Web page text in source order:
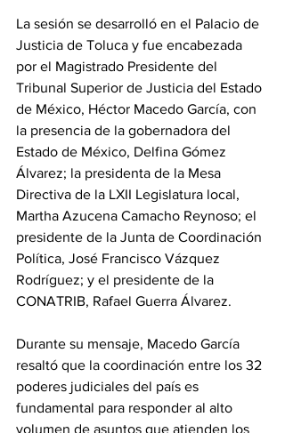
La sesión se desarrolló en el Palacio de
Justicia de Toluca y fue encabezada
por el Magistrado Presidente del
Tribunal Superior de Justicia del Estado
de México, Héctor Macedo García, con
la presencia de la gobernadora del
Estado de México, Delfina Gómez
Álvarez; la presidenta de la Mesa
Directiva de la LXII Legislatura local,
Martha Azucena Camacho Reynoso; el
presidente de la Junta de Coordinación
Política, José Francisco Vázquez
Rodríguez; y el presidente de la
CONATRIB, Rafael Guerra Álvarez.
Durante su mensaje, Macedo García
resaltó que la coordinación entre los 32
poderes judiciales del país es
fundamental para responder al alto
volumen de asuntos que atienden los